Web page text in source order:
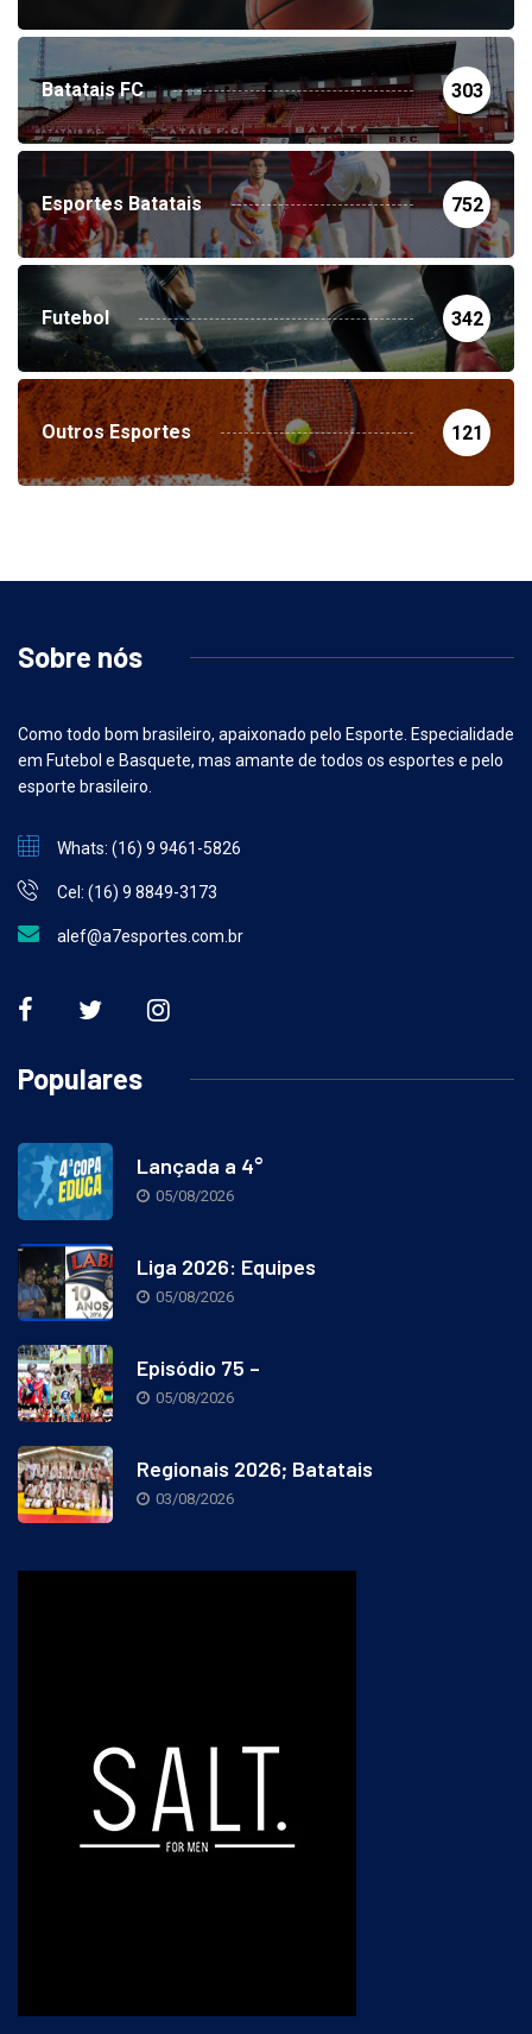
Batatais FC 303
Esportes Batatais 752
Futebol 342
Outros Esportes 121
Sobre nós
Como todo bom brasileiro, apaixonado pelo Esporte. Especialidade
em Futebol e Basquete, mas amante de todos os esportes e pelo
esporte brasileiro.
Whats: (16) 9 9461-5826
Cel: (16) 9 8849-3173
alef@a7esportes.com.br
Populares
Lançada a 4°
05/08/2026
Liga 2026: Equipes
05/08/2026
Episódio 75 –
05/08/2026
Regionais 2026; Batatais
03/08/2026